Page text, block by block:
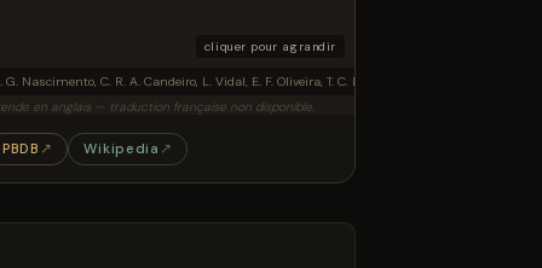
cliquer pour agrandir
britoi (MCT 1490-R), caudal vertebrae (S6, Ca1 to Ca18) and haemal arches in left
G. Nascimento, C. R. A. Candeiro, L. Vidal, E. F. Oliveira, T. C. Dias &amp; S. Brusatte · CC BY
en anglais — traduction française non disponible.
PBDB ↗ Wikipedia ↗